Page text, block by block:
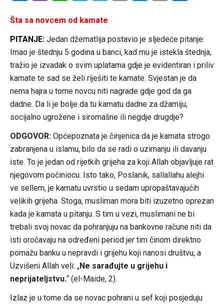
Šta sa novcem od kamate
PITANJE: Jedan džematlija postavio je sljedeće pitanje:
Imao je štednju 5 godina u banci, kad mu je istekla štednja,
tražio je izvadak o svim uplatama gdje je evidentiran i priliv
kamate te sad se želi riješiti te kamate. Svjestan je da
nema hajra u tome novcu niti nagrade gdje god da ga
dadne. Da li je bolje da tu kamatu dadne za džamiju,
socijalno ugrožene i siromašne ili negdje drugdje?
ODGOVOR: Općepoznata je činjenica da je kamata strogo
zabranjena u islamu, bilo da se radi o uzimanju ili davanju
iste. To je jedan od rijetkih grijeha za koji Allah objavljuje rat
njegovom počiniocu. Isto tako, Poslanik, sallallahu alejhi
ve sellem, je kamatu uvrstio u sedam upropaštavajućih
velikih grijeha. Stoga, musliman mora biti izuzetno oprezan
kada je kamata u pitanju. S tim u vezi, muslimani ne bi
trebali svoj novac da pohranjuju na bankovne račune niti da
isti oročavaju na određeni period jer tim činom direktno
pomažu banku u nepravdi i grijehu koji nanosi društvu, a
Uzvišeni Allah veli: „Ne sarađujte u grijehu i
neprijateljstvu.“ (el-Maide, 2).
Izlaz je u tome da se novac pohrani u sef koji posjeduju